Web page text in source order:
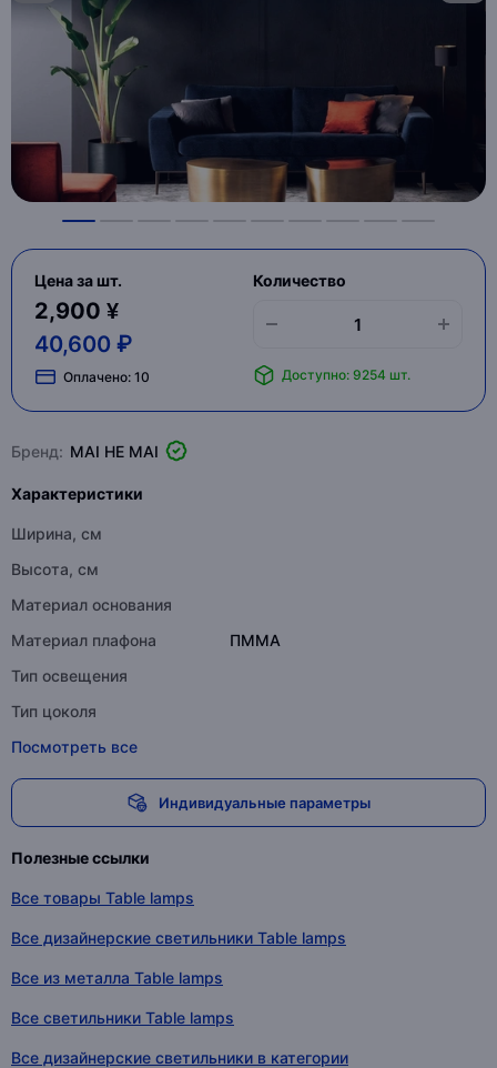
Цена за шт.
2,900 ¥
40,600 ₽
Оплачено: 10
Количество
Доступно: 9254 шт.
Бренд: MAI HE MAI
Характеристики
Ширина, см
Высота, см
Материал основания
Материал плафона
ПММА
Тип освещения
Тип цоколя
Посмотреть все
Индивидуальные параметры
Полезные ссылки
Все товары Table lamps
Все дизайнерские светильники Table lamps
Все из металла Table lamps
Все светильники Table lamps
Все дизайнерские светильники в категории